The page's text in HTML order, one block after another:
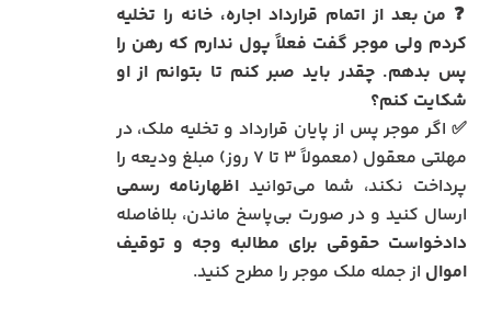
❓ من بعد از اتمام قرارداد اجاره، خانه را تخلیه
کردم ولی موجر گفت فعلاً پول ندارم که رهن را
پس بدهم. چقدر باید صبر کنم تا بتوانم از او
شکایت کنم؟
✅ اگر موجر پس از پایان قرارداد و تخلیه ملک، در
مهلتی معقول (معمولاً ۳ تا ۷ روز) مبلغ ودیعه را
پرداخت نکند، شما می‌توانید اظهارنامه رسمی
ارسال کنید و در صورت بی‌پاسخ ماندن، بلافاصله
دادخواست حقوقی برای مطالبه وجه و توقیف
اموال از جمله ملک موجر را مطرح کنید.